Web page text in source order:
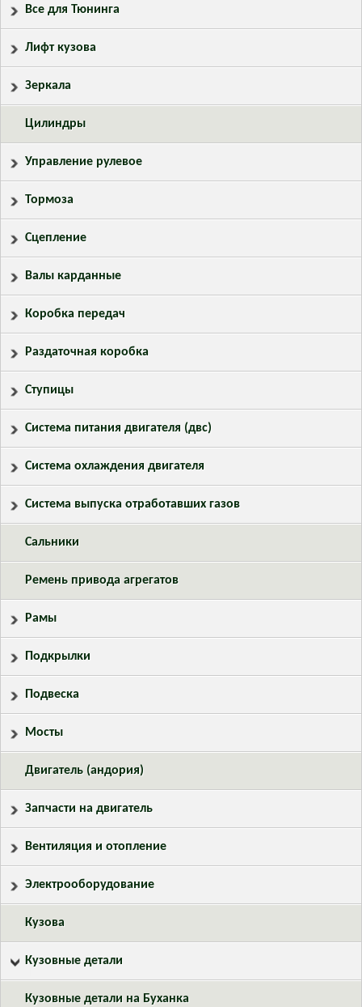
Все для Тюнинга
Лифт кузова
Зеркала
Цилиндры
Управление рулевое
Тормоза
Сцепление
Валы карданные
Коробка передач
Раздаточная коробка
Ступицы
Система питания двигателя (двс)
Система охлаждения двигателя
Система выпуска отработавших газов
Сальники
Ремень привода агрегатов
Рамы
Подкрылки
Подвеска
Мосты
Двигатель (андория)
Запчасти на двигатель
Вентиляция и отопление
Электрооборудование
Кузова
Кузовные детали
Кузовные детали на Буханка